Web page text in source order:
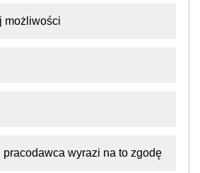
możliwości
pracodawca wyrazi na to zgodę